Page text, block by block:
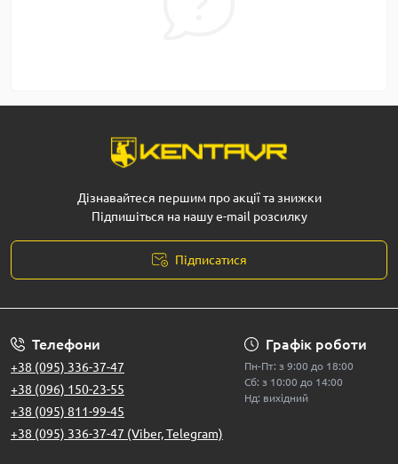
Дізнавайтеся першим про акції та знижки
Підпишіться на нашу e-mail розсилку
Підписатися
Телефони
+38 (095) 336-37-47
+38 (096) 150-23-55
+38 (095) 811-99-45
+38 (095) 336-37-47 (Viber, Telegram)
Графік роботи
Пн-Пт: з 9:00 до 18:00
Сб: з 10:00 до 14:00
Нд: вихідний